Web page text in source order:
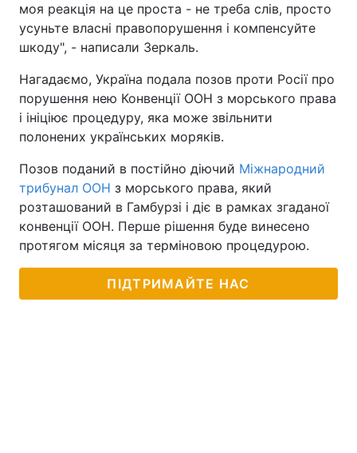
моя реакція на це проста - не треба слів, просто
усуньте власні правопорушення і компенсуйте
шкоду", - написали Зеркаль.
Нагадаємо, Україна подала позов проти Росії про
порушення нею Конвенції ООН з морського права
і ініціює процедуру, яка може звільнити
полонених українських моряків.
Позов поданий в постійно діючий Міжнародний
трибунал ООН з морського права, який
розташований в Гамбурзі і діє в рамках згаданої
конвенції ООН. Перше рішення буде винесено
протягом місяця за терміновою процедурою.
ПІДТРИМАЙТЕ НАС